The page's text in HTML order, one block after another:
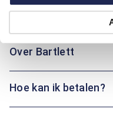
Maatinformatie
Over Bartlett
Hoe kan ik betalen?